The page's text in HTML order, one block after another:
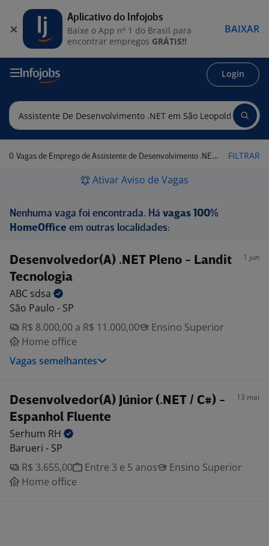
Login
0 Vagas de Emprego de Assistente de Desenvolvimento .NET em São Leopoldo - RS FILTRAR
Ativar Aviso de Vagas
Nenhuma vaga foi encontrada. Há vagas 100%
HomeOffice em outras localidades:
Desenvolvedor(A) .NET Pleno - Landit
Tecnologia
1 jun
ABC sdsa
São Paulo - SP
R$ 8.000,00 a R$ 11.000,00
Ensino Superior
Home office
Vagas semelhantes
Desenvolvedor(A) Júnior (.NET / C#) -
Espanhol Fluente
13 mai
Serhum RH
Barueri - SP
R$ 3.655,00
Entre 3 e 5 anos
Ensino Superior
Home office
Aplicativo do Infojobs
Baixe o App nº 1 do Brasil para
encontrar empregos GRÁTIS!!
BAIXAR